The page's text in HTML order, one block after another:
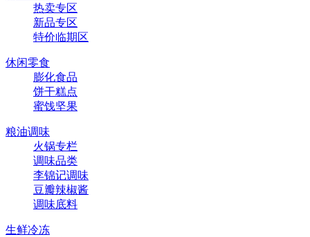
热卖专区
新品专区
特价临期区
休闲零食
膨化食品
饼干糕点
蜜饯坚果
粮油调味
火锅专栏
调味品类
李锦记调味
豆瓣辣椒酱
调味底料
生鲜冷冻